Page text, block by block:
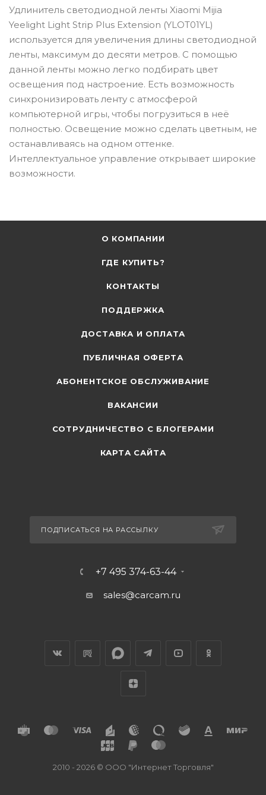
Удлинитель светодиодной ленты Xiaomi Mijia
Yeelight Light Strip Plus Extension (YLOT01YL)
используется для увеличения длины светодиодной
ленты, максимум до десяти метров. С помощью
данной ленты можно легко подбирать цвет
освещения под настроение. Есть возможность
синхронизировать ленту с атмосферой
компьютерной игры, чтобы погрузиться в неё
полностью. Освещение можно сделать цветным, не
останавливаясь на одном оттенке.
Интеллектуальное управление открывает широкие
возможности.
О КОМПАНИИ
ГДЕ КУПИТЬ?
КОНТАКТЫ
ПОДДЕРЖКА
ДОСТАВКА И ОПЛАТА
ПУБЛИЧНАЯ ОФЕРТА
АБОНЕНТСКОЕ ОБСЛУЖИВАНИЕ
ВАКАНСИИ
СОТРУДНИЧЕСТВО С БЛОГЕРАМИ
КАРТА САЙТА
ПОДПИСАТЬСЯ НА РАССЫЛКУ
+7 495 374-63-44
sales@carcam.ru
2010 - 2026 © ООО "Интернет Торговля"